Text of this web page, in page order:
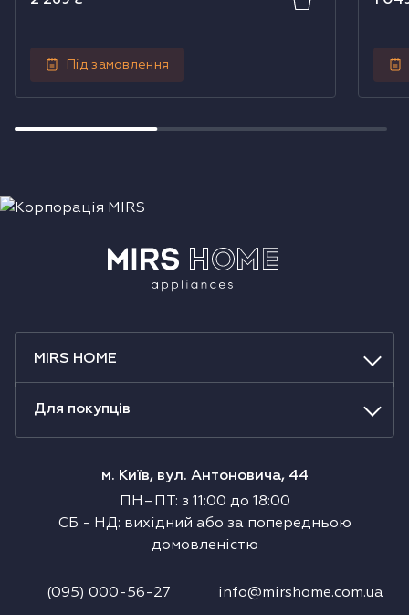
Під замовлення
MIRS HOME
Для покупців
м. Київ, вул. Антоновича, 44
ПН–ПТ : з 11:00 до 18:00
СБ - НД: вихідний або за попередньою
домовленістю
info@mirshome.com.ua
(095) 000-56-27